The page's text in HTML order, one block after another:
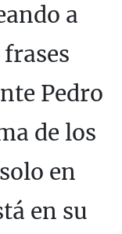
a
Pedro
de los
en
en su